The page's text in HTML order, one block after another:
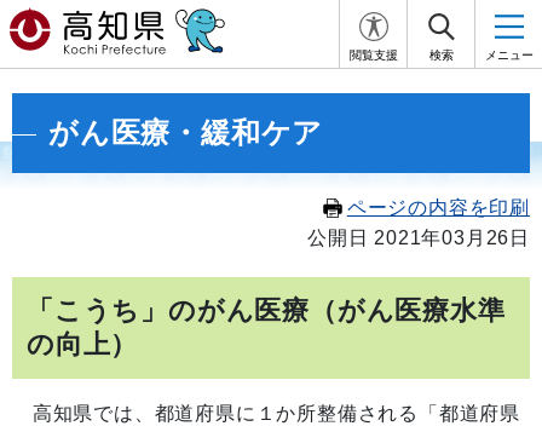
閲覧支援 検索 メニュー
がん医療・緩和ケア
ページの内容を印刷
公開日 2021年03月26日
「こうち」のがん医療（がん医療水準
の向上）
高知県では、都道府県に１か所整備される「都道府県